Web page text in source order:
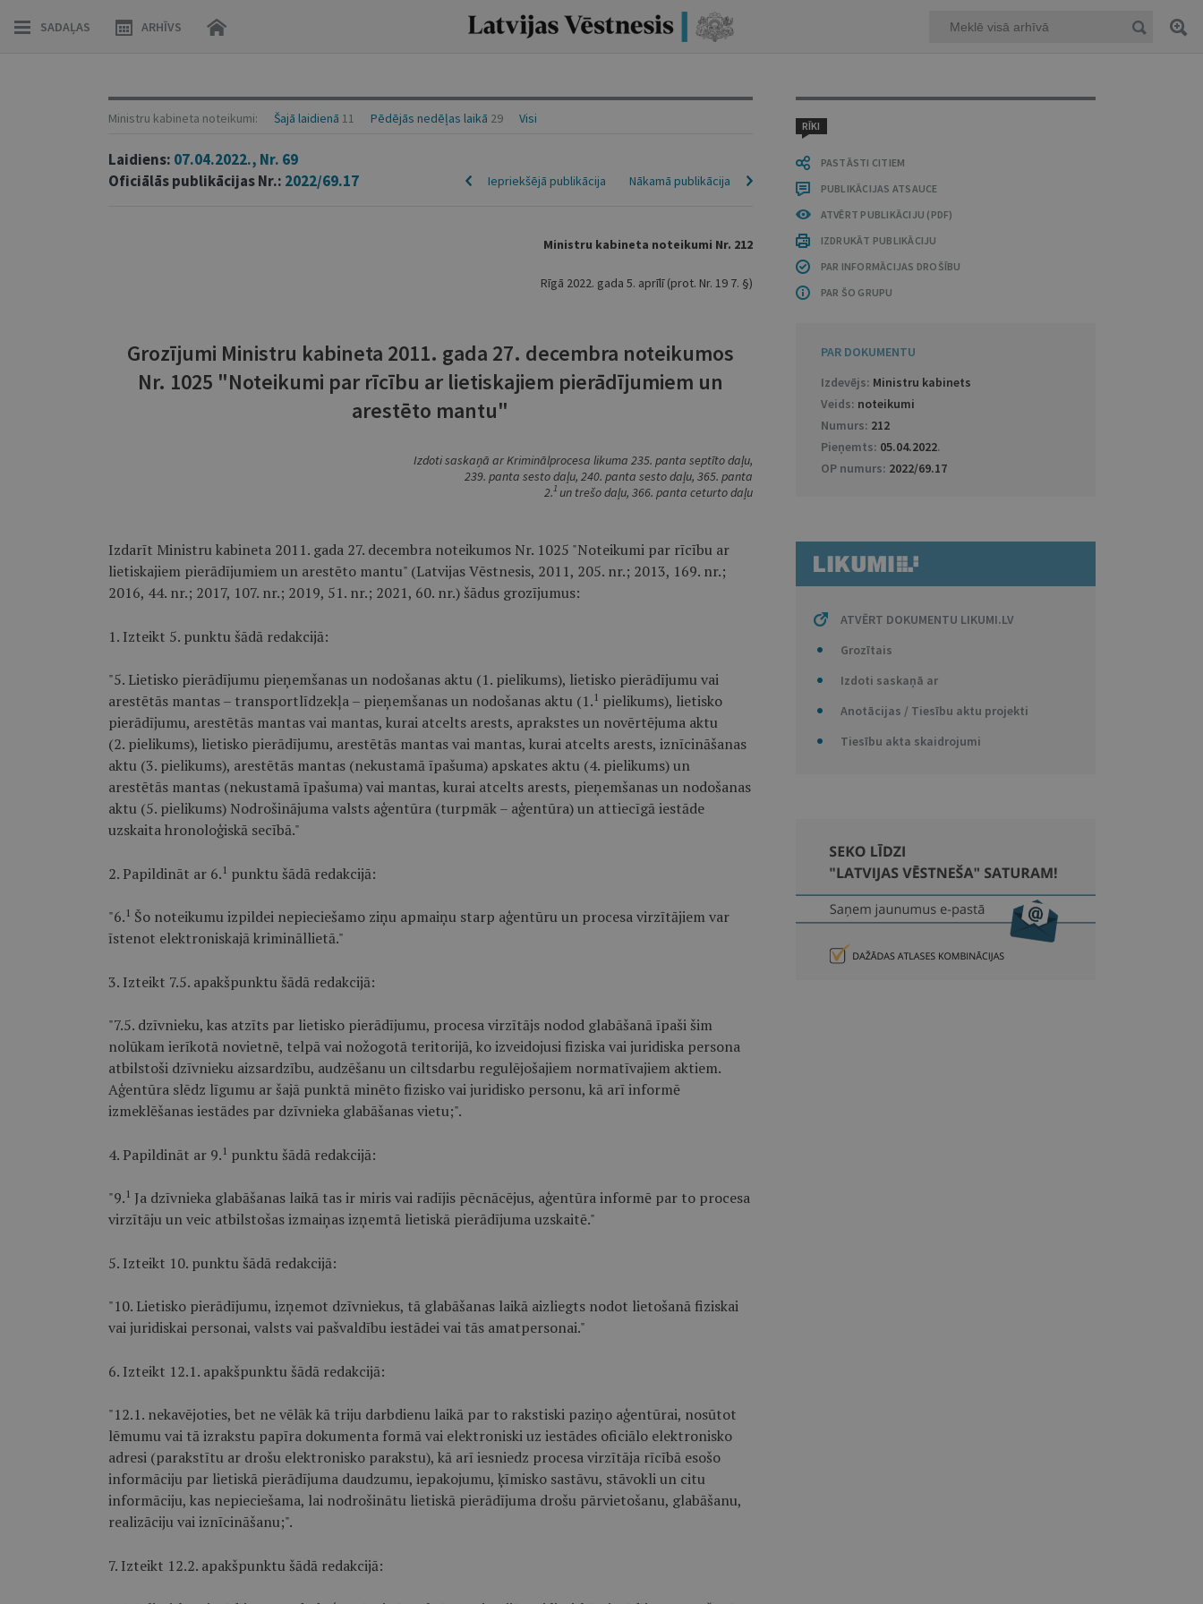
SADAĻAS ARHĪVS
RĪKI
PASTĀSTI CITIEM
PUBLIKĀCIJAS ATSAUCE
ATVĒRT PUBLIKĀCIJU (PDF)
IZDRUKĀT PUBLIKĀCIJU
PAR INFORMĀCIJAS DROŠĪBU
PAR ŠO GRUPU
PAR DOKUMENTU
Izdevējs: Ministru kabinets
Veids: noteikumi
Numurs: 212
Pieņemts: 05.04.2022.
OP numurs: 2022/69.17
ATVĒRT DOKUMENTU LIKUMI.LV
Grozītais
Izdoti saskaņā ar
Anotācijas / Tiesību aktu projekti
Tiesību akta skaidrojumi
Ministru kabineta noteikumi: Šajā laidienā 11 Pēdējās nedēļas laikā 29 Visi
Laidiens: 07.04.2022., Nr. 69
Oficiālās publikācijas Nr.: 2022/69.17 Nākamā publikācija
Iepriekšējā publikācija
Ministru kabineta noteikumi Nr. 212
Rīgā 2022. gada 5. aprīlī (prot. Nr. 19 7. §)
Grozījumi Ministru kabineta 2011. gada 27. decembra noteikumos
Nr. 1025 "Noteikumi par rīcību ar lietiskajiem pierādījumiem un
arestēto mantu"
Izdoti saskaņā ar Kriminālprocesa likuma 235. panta septīto daļu,
239. panta sesto daļu, 240. panta sesto daļu, 365. panta
2.1 un trešo daļu, 366. panta ceturto daļu
Izdarīt Ministru kabineta 2011. gada 27. decembra noteikumos Nr. 1025 "Noteikumi par rīcību ar
lietiskajiem pierādījumiem un arestēto mantu" (Latvijas Vēstnesis, 2011, 205. nr.; 2013, 169. nr.;
2016, 44. nr.; 2017, 107. nr.; 2019, 51. nr.; 2021, 60. nr.) šādus grozījumus:
1. Izteikt 5. punktu šādā redakcijā:
"5. Lietisko pierādījumu pieņemšanas un nodošanas aktu (1. pielikums), lietisko pierādījumu vai
arestētās mantas – transportlīdzekļa – pieņemšanas un nodošanas aktu (1. 1 pielikums), lietisko
pierādījumu, arestētās mantas vai mantas, kurai atcelts arests, aprakstes un novērtējuma aktu
(2. pielikums), lietisko pierādījumu, arestētās mantas vai mantas, kurai atcelts arests, iznīcināšanas
aktu (3. pielikums), arestētās mantas (nekustamā īpašuma) apskates aktu (4. pielikums) un
arestētās mantas (nekustamā īpašuma) vai mantas, kurai atcelts arests, pieņemšanas un nodošanas
aktu (5. pielikums) Nodrošinājuma valsts aģentūra (turpmāk – aģentūra) un attiecīgā iestāde
uzskaita hronoloģiskā secībā."
2. Papildināt ar 6. 1 punktu šādā redakcijā:
"6. 1 Šo noteikumu izpildei nepieciešamo ziņu apmaiņu starp aģentūru un procesa virzītājiem var
īstenot elektroniskajā krimināllietā."
3. Izteikt 7.5. apakšpunktu šādā redakcijā:
"7.5. dzīvnieku, kas atzīts par lietisko pierādījumu, procesa virzītājs nodod glabāšanā īpaši šim
nolūkam ierīkotā novietnē, telpā vai nožogotā teritorijā, ko izveidojusi fiziska vai juridiska persona
atbilstoši dzīvnieku aizsardzību, audzēšanu un ciltsdarbu regulējošajiem normatīvajiem aktiem.
Aģentūra slēdz līgumu ar šajā punktā minēto fizisko vai juridisko personu, kā arī informē
izmeklēšanas iestādes par dzīvnieka glabāšanas vietu;".
4. Papildināt ar 9. 1 punktu šādā redakcijā:
"9. 1 Ja dzīvnieka glabāšanas laikā tas ir miris vai radījis pēcnācējus, aģentūra informē par to procesa
virzītāju un veic atbilstošas izmaiņas izņemtā lietiskā pierādījuma uzskaitē."
5. Izteikt 10. punktu šādā redakcijā:
"10. Lietisko pierādījumu, izņemot dzīvniekus, tā glabāšanas laikā aizliegts nodot lietošanā fiziskai
vai juridiskai personai, valsts vai pašvaldību iestādei vai tās amatpersonai."
6. Izteikt 12.1. apakšpunktu šādā redakcijā:
"12.1. nekavējoties, bet ne vēlāk kā triju darbdienu laikā par to rakstiski paziņo aģentūrai, nosūtot
lēmumu vai tā izrakstu papīra dokumenta formā vai elektroniski uz iestādes oficiālo elektronisko
adresi (parakstītu ar drošu elektronisko parakstu), kā arī iesniedz procesa virzītāja rīcībā esošo
informāciju par lietiskā pierādījuma daudzumu, iepakojumu, ķīmisko sastāvu, stāvokli un citu
informāciju, kas nepieciešama, lai nodrošinātu lietiskā pierādījuma drošu pārvietošanu, glabāšanu,
realizāciju vai iznīcināšanu;".
7. Izteikt 12.2. apakšpunktu šādā redakcijā: